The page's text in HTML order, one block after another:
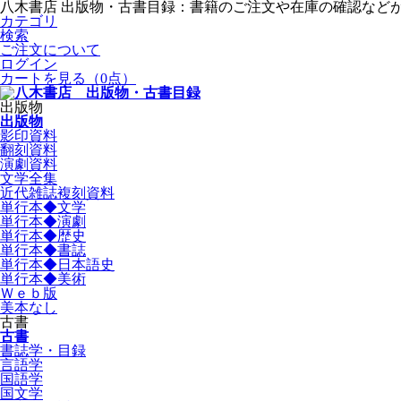
八木書店 出版物・古書目録：書籍のご注文や在庫の確認など
カテゴリ
検索
ご注文について
ログイン
カートを見る
（0点）
出版物
出版物
影印資料
翻刻資料
演劇資料
文学全集
近代雑誌複刻資料
単行本◆文学
単行本◆演劇
単行本◆歴史
単行本◆書誌
単行本◆日本語史
単行本◆美術
Ｗｅｂ版
美本なし
古書
古書
書誌学・目録
言語学
国語学
国文学